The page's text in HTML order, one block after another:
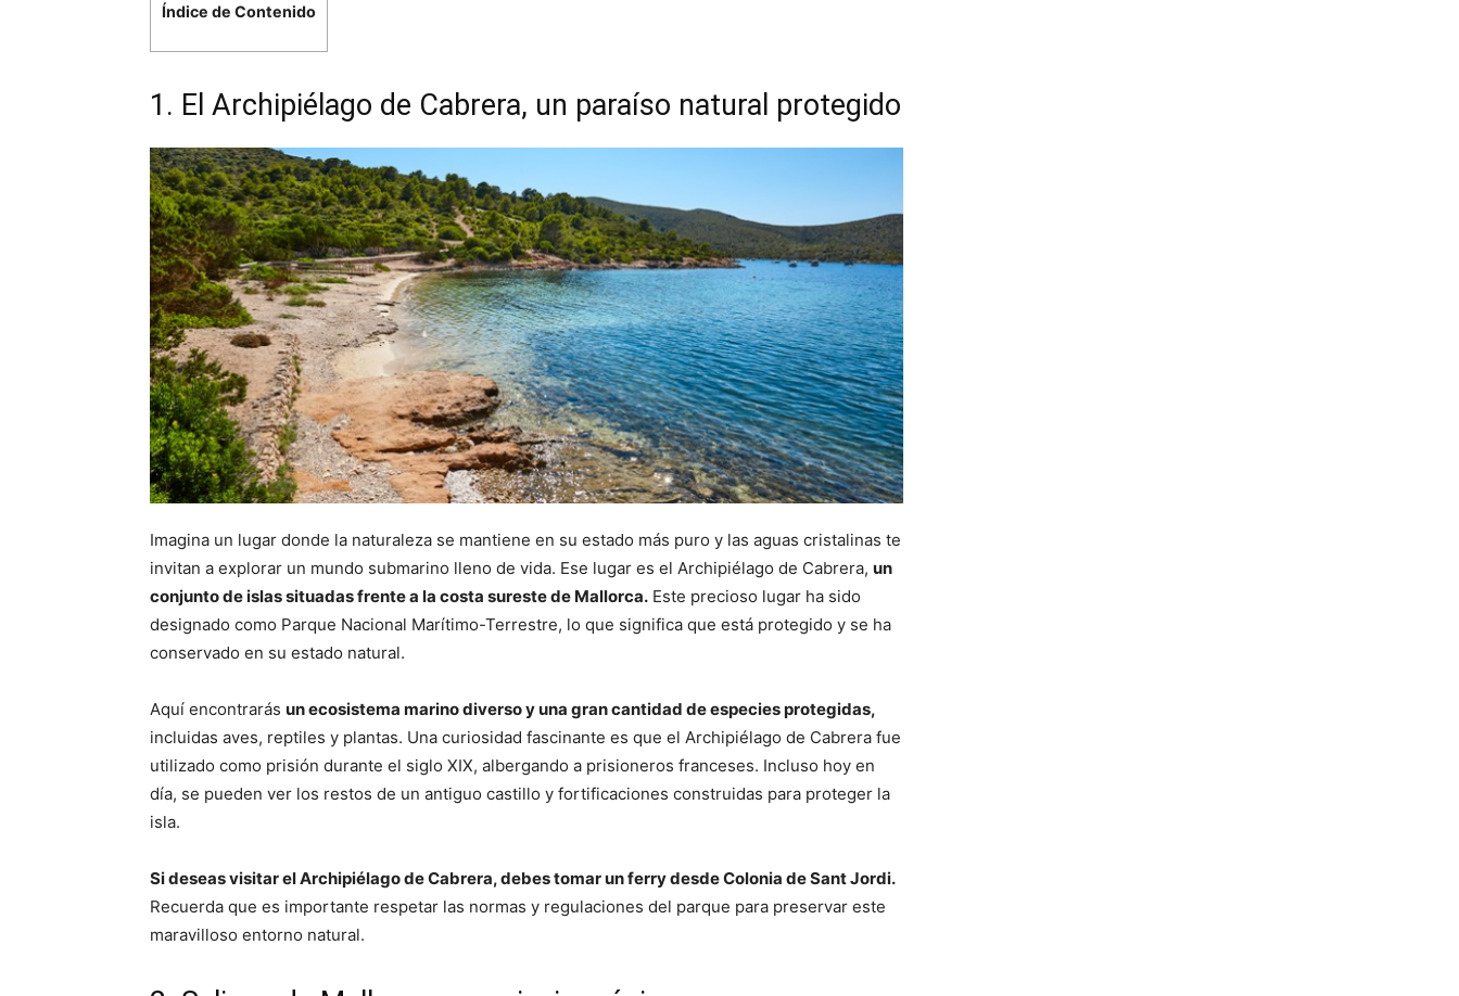
Índice de Contenido
1. El Archipiélago de Cabrera, un paraíso natural protegido
Imagina un lugar donde la naturaleza se mantiene en su estado más puro y las aguas cristalinas te
invitan a explorar un mundo submarino lleno de vida. Ese lugar es el Archipiélago de Cabrera, un
conjunto de islas situadas frente a la costa sureste de Mallorca. Este precioso lugar ha sido
designado como Parque Nacional Marítimo-Terrestre, lo que significa que está protegido y se ha
conservado en su estado natural.
Aquí encontrarás un ecosistema marino diverso y una gran cantidad de especies protegidas,
incluidas aves, reptiles y plantas. Una curiosidad fascinante es que el Archipiélago de Cabrera fue
utilizado como prisión durante el siglo XIX, albergando a prisioneros franceses. Incluso hoy en
día, se pueden ver los restos de un antiguo castillo y fortificaciones construidas para proteger la
isla.
Si deseas visitar el Archipiélago de Cabrera, debes tomar un ferry desde Colonia de Sant Jordi.
Recuerda que es importante respetar las normas y regulaciones del parque para preservar este
maravilloso entorno natural.